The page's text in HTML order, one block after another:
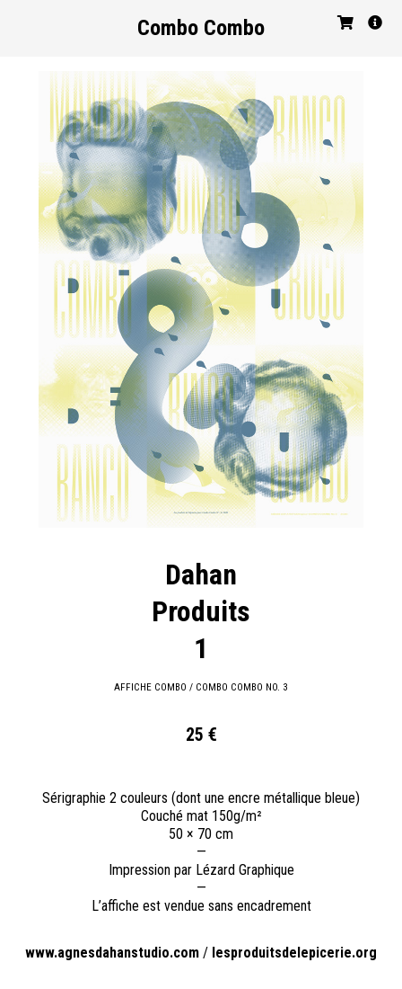
Combo Combo
Dahan
Produits
1
AFFICHE COMBO / COMBO COMBO NO. 3
25 €
Sérigraphie 2 couleurs (dont une encre métallique bleue)
Couché mat 150g/m²
50 × 70 cm
—
Impression par Lézard Graphique
—
L’affiche est vendue sans encadrement
www.agnesdahanstudio.com / lesproduitsdelepicerie.org